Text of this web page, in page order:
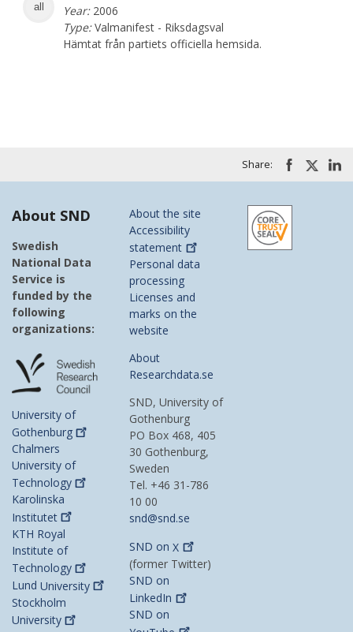
all Year:2006
Type:Valmanifest - Riksdagsval
Hämtat från partiets officiella hemsida.
Share:
About SND
Swedish
National Data
Service is
funded by the
following
organizations:
University of
Gothenburg
Chalmers
University of
Technology
Karolinska
Institutet
KTH Royal
Institute of
Technology
Lund University
Stockholm
University
About the site
Accessibility
statement
Personal data
processing
Licenses and
marks on the
website
About
Researchdata.se
SND, University of
Gothenburg
PO Box 468, 405
30 Gothenburg,
Sweden
Tel. +46 31-786
10 00
snd@snd.se
SND onX
(former Twitter)
SND on
LinkedIn
SND on